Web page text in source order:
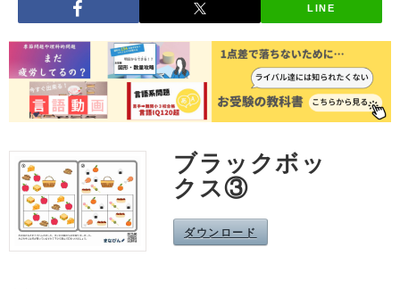
LINE
ブラックボッ
クス③
ダウンロード